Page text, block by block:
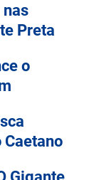
nas
Preta
o